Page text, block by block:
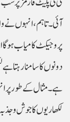
آئی۔ تاہم، انہوں نے
پروجیکٹ کامیاب ہوگا
دونوں کا سامنا رہتا ہے
ہے۔ مثال کے طور پر
لکھاریوں کا جوش و